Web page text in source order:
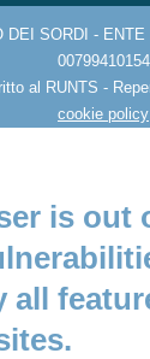
SORDI - ENTE
00799410154
al RUNTS -
cookie policy
is out
all